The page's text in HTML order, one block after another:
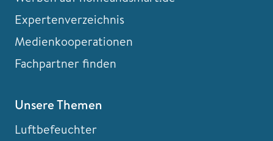
Expertenverzeichnis
Medienkooperationen
Fachpartner finden
Unsere Themen
Luftbefeuchter